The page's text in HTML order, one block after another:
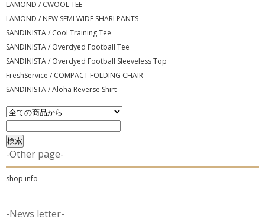
LAMOND / CWOOL TEE
LAMOND / NEW SEMI WIDE SHARI PANTS
SANDINISTA / Cool Training Tee
SANDINISTA / Overdyed Football Tee
SANDINISTA / Overdyed Football Sleeveless Top
FreshService / COMPACT FOLDING CHAIR
SANDINISTA / Aloha Reverse Shirt
-Other page-
shop info
-News letter-